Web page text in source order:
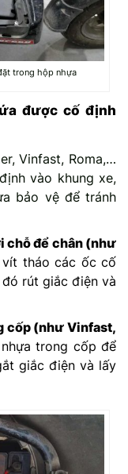
trong hộp nhựa
được cố định
Vinfast, Roma,…
vào khung xe,
bảo vệ để tránh
chỗ để chân (như
vít tháo các ốc cố
rút giắc điện và
cốp (như Vinfast,
trong cốp để
giắc điện và lấy